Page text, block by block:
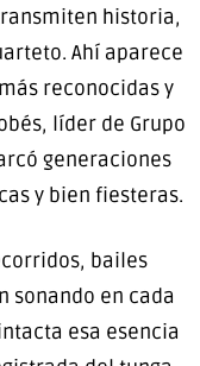
historia,
Ahí aparece
reconocidas y
líder de Grupo
generaciones
y bien fiesteras.
bailes
sonando en cada
esa esencia